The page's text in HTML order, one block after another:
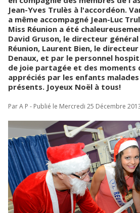
Jean-Yves Trulès à l'accordéon.
a même accompagné Jean-Luc
Miss Réunion a été
David Gruson, le directeur général
Réunion, Laurent Bien, le
Denaux, et par le personnel
de joie partagée et des
appréciés par les enfants
présents. Joyeux Noël à tous!
Par A P - Publié le Mercredi 25 Décembre